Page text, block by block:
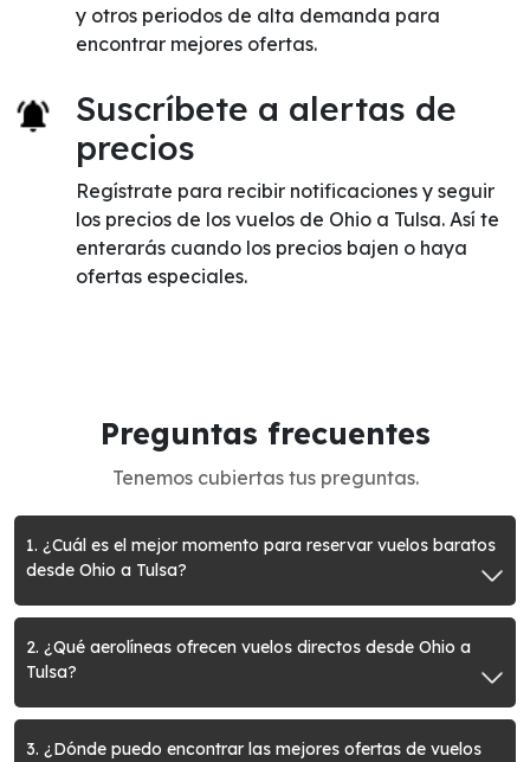
y otros periodos de alta demanda para
encontrar mejores ofertas.
Suscríbete a alertas de
precios
Regístrate para recibir notificaciones y seguir
los precios de los vuelos de Ohio a Tulsa. Así te
enterarás cuando los precios bajen o haya
ofertas especiales.
Preguntas frecuentes
Tenemos cubiertas tus preguntas.
1. ¿Cuál es el mejor momento para reservar vuelos baratos
desde Ohio a Tulsa?
2. ¿Qué aerolíneas ofrecen vuelos directos desde Ohio a
Tulsa?
3. ¿Dónde puedo encontrar las mejores ofertas de vuelos